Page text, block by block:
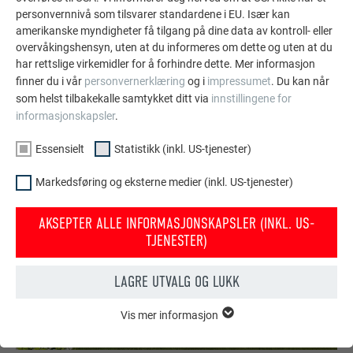
solcelleanlegg og fasader.
VIS FLERE REFERANSER
personvernnivå som tilsvarer standardene i EU. Især kan
amerikanske myndigheter få tilgang på dine data av kontroll- eller
overvåkingshensyn, uten at du informeres om dette og uten at du
har rettslige virkemidler for å forhindre dette. Mer informasjon
finner du i vår personvernerklæring og i impressumet. Du kan når
som helst tilbakekalle samtykket ditt via innstillingene for
informasjonskapsler.
Essensielt Statistikk (inkl. US-tjenester)
Markedsføring og eksterne medier (inkl. US-tjenester)
AKSEPTER ALLE INFORMASJONSKAPSLER (INKL. US-
TJENESTER)
LAGRE UTVALG OG LUKK
Vis mer informasjon